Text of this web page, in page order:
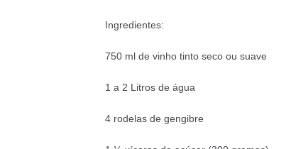
Ingredientes:
750 ml de vinho tinto seco ou suave
1 a 2 Litros de água
4 rodelas de gengibre